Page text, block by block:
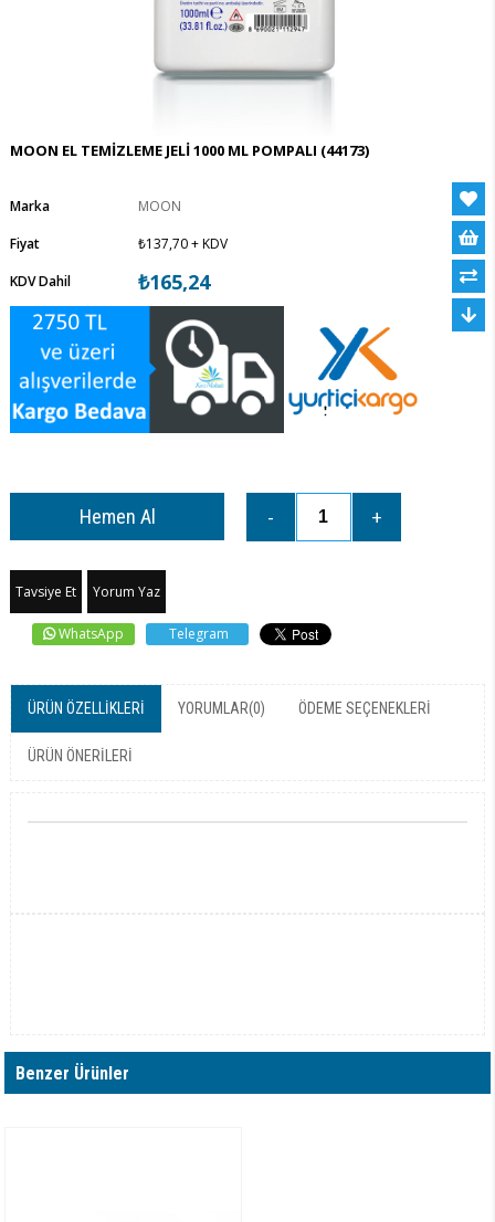
MOON EL TEMİZLEME JELİ 1000 ML POMPALI (44173)
Marka
MOON
Fiyat
₺137,70+ KDV
KDV Dahil
₺165,24
Tavsiye Et Yorum Yaz
WhatsApp Telegram
ÜRÜN ÖZELLIKLERI YORUMLAR(0) ÖDEME SEÇENEKLERI
ÜRÜN ÖNERILERI
Benzer Ürünler